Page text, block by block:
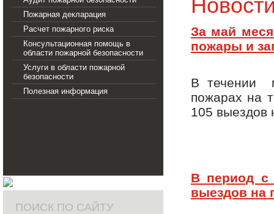
Пожарная декларация
Расчет пожарного риска
Консультационная помощь в
области пожарной безопасности
Услуги в области пожарной
безопасности
Полезная информация
ПОИСК ПО САЙТУ
За май
пожары и
В течении
пожарах на
105 выездов
В период с
выездов на